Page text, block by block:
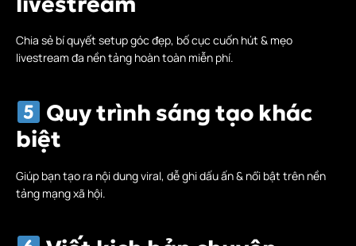
Chia sẻ bí quyết setup góc đẹp, bố cục cuốn hút & mẹo
livestream đa nền tảng hoàn toàn miễn phí.
Quy trình sáng tạo khác
biệt
Giúp bạn tạo ra nội dung viral, dễ ghi dấu ấn & nổi bật trên nền
tảng mạng xã hội.